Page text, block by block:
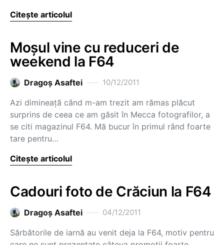
Citește articolul
Moșul vine cu reduceri de
weekend la F64
Dragoş Asaftei 10/12/2011
Azi dimineață când m-am trezit am rămas plăcut
surprins de ceea ce am găsit în Mecca fotografilor, a
se citi magazinul F64. Mă bucur în primul rând foarte
tare pentru…
Citește articolul
Cadouri foto de Crăciun la F64
Dragoş Asaftei 04/12/2011
Sărbătorile de iarnă au venit deja la F64, motiv pentru